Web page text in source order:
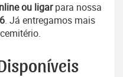
ou ligarpara nossa
. Já entregamos mais